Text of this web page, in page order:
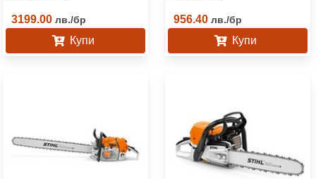
3199.00 лв./бр
Купи
956.40 лв./бр
Купи